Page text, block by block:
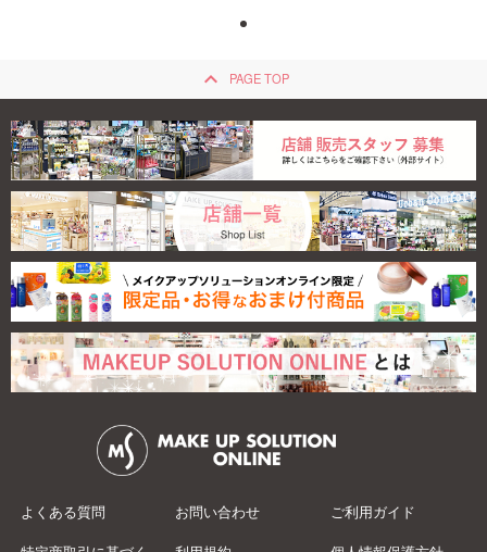
エトヴォス ミネラ
ル...
2,992
keyboard_arrow_up PAGE TOP
よくある質問 お問い合わせ ご利用ガイド